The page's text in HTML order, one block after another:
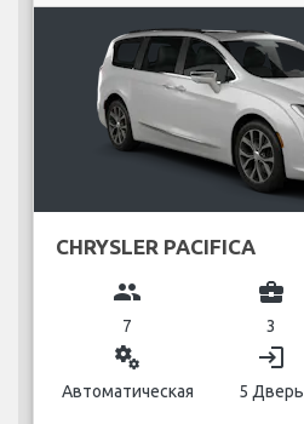
CHRYSLER PACIFICA
group
7
business_center
3
miscellaneous_services
Автоматическая
login
5 Дверь